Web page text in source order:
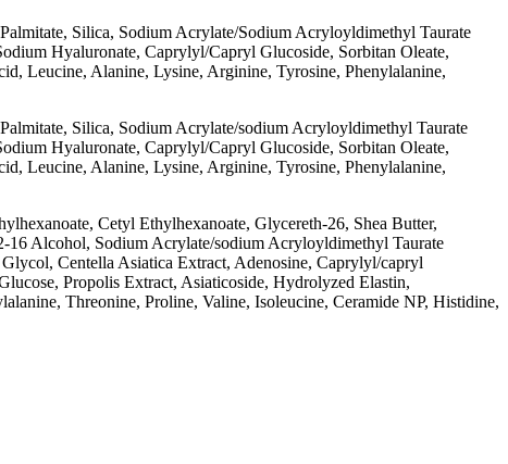
Silica, Sodium Acrylate/Sodium Acryloyldimethyl Taurate
Hyaluronate, Caprylyl/Capryl Glucoside, Sorbitan Oleate,
Leucine, Alanine, Lysine, Arginine, Tyrosine, Phenylalanine,
Silica, Sodium Acrylate/sodium Acryloyldimethyl Taurate
Hyaluronate, Caprylyl/Capryl Glucoside, Sorbitan Oleate,
Leucine, Alanine, Lysine, Arginine, Tyrosine, Phenylalanine,
Cetyl Ethylhexanoate, Glycereth-26, Shea Butter,
Alcohol, Sodium Acrylate/sodium Acryloyldimethyl Taurate
Centella Asiatica Extract, Adenosine, Caprylyl/capryl
Propolis Extract, Asiaticoside, Hydrolyzed Elastin,
Threonine, Proline, Valine, Isoleucine, Ceramide NP, Histidine,